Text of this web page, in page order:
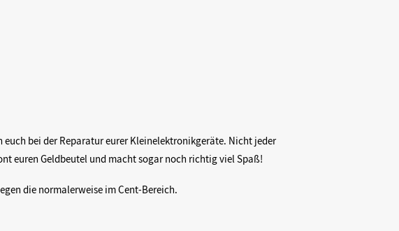
bei der Reparatur eurer Kleinelektronikgeräte. Nicht jeder
euren Geldbeutel und macht sogar noch richtig viel Spaß!
die normalerweise im Cent-Bereich.